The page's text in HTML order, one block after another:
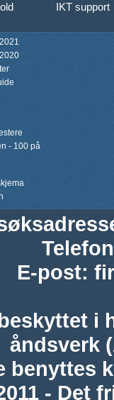
IKT support
- 100 på
Telefon
E-post:
i
åndsverk
benyttes
- Det